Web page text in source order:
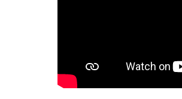
Materialise 3-matic